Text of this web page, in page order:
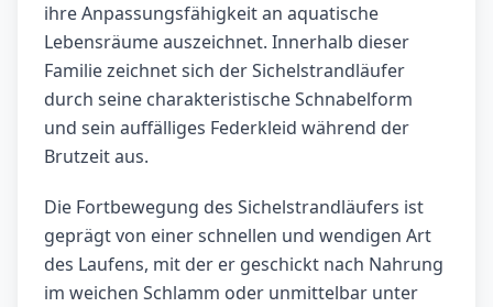
ihre Anpassungsfähigkeit an aquatische
Lebensräume auszeichnet. Innerhalb dieser
Familie zeichnet sich der Sichelstrandläufer
durch seine charakteristische Schnabelform
und sein auffälliges Federkleid während der
Brutzeit aus.
Die Fortbewegung des Sichelstrandläufers ist
geprägt von einer schnellen und wendigen Art
des Laufens, mit der er geschickt nach Nahrung
im weichen Schlamm oder unmittelbar unter